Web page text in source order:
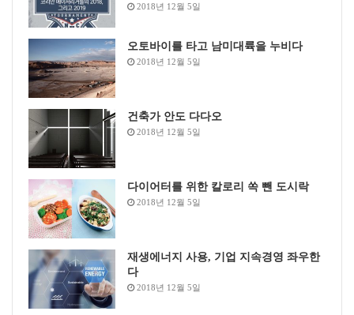
2018년 12월 5일
오토바이를 타고 남미대륙을 누비다
2018년 12월 5일
건축가 안도 다다오
2018년 12월 5일
다이어터를 위한 칼로리 쏙 뺀 도시락
2018년 12월 5일
재생에너지 사용, 기업 지속경영 좌우한
다
2018년 12월 5일